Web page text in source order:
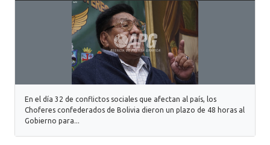
En el día 32 de conflictos sociales que afectan al país, los
Choferes confederados de Bolivia dieron un plazo de 48 horas al
Gobierno para...